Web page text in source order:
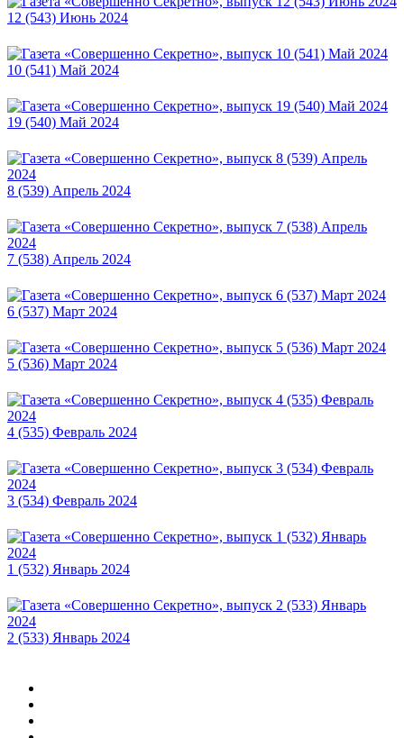
12 (543) Июнь 2024
10 (541) Май 2024
19 (540) Май 2024
8 (539) Апрель 2024
7 (538) Апрель 2024
6 (537) Март 2024
5 (536) Март 2024
4 (535) Февраль 2024
3 (534) Февраль 2024
1 (532) Январь 2024
2 (533) Январь 2024